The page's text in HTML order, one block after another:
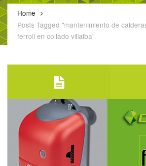
Home
Posts Tagged "mantenimiento de
ferroli en collado villalba"